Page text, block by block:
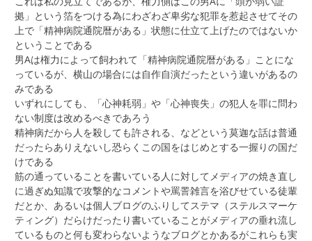
拠」という箔をつける為にわざわざ卑劣な犯罪を惹起させてその
上で「精神病院通院暦がある」状態に仕立て上げたのではないか
ということである
男Aは権力によって飼われて「精神病院通院暦がある」ことにな
っているが、横山の場合には自作自演だったという違いがあるの
みである
いずれにしても、「心神耗弱」や「心神喪失」の犯人を罪に問わ
ない制度は改めるべきであろう
精神病だから人を殺しても許される、などという莫迦な話は普通
だったらありえないし恐らくこの国をはじめとする一握りの国だ
けである
筋の通っていることを書いている人に対してメディアの焼き直し
に過ぎぬ知識で攻撃的なコメントや罵詈雑言を浴びせている徒輩
だとか、あるいは個人ブログのふりしてステマ（ステルスマーケ
ティング）だらけだったり書いていることがメディアの垂れ流し
ているものと何も変わらないようなブログとかあるがこれらも実